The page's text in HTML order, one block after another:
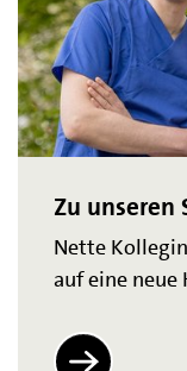
Zu
Nette
auf eine neue